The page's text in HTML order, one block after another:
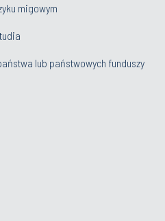
migowym
lub państwowych funduszy